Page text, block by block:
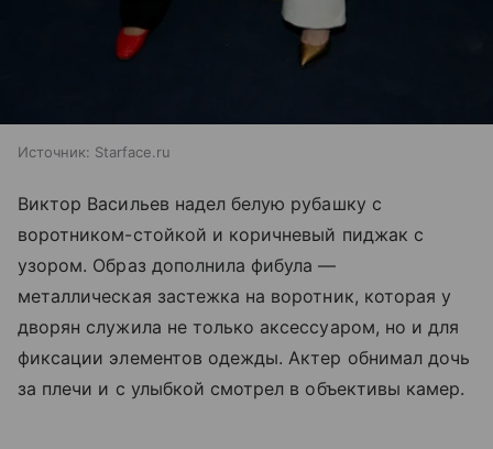
Источник: Starface.ru
Виктор Васильев надел белую рубашку с
воротником-стойкой и коричневый пиджак с
узором. Образ дополнила фибула —
металлическая застежка на воротник, которая у
дворян служила не только аксессуаром, но и для
фиксации элементов одежды. Актер обнимал дочь
за плечи и с улыбкой смотрел в объективы камер.